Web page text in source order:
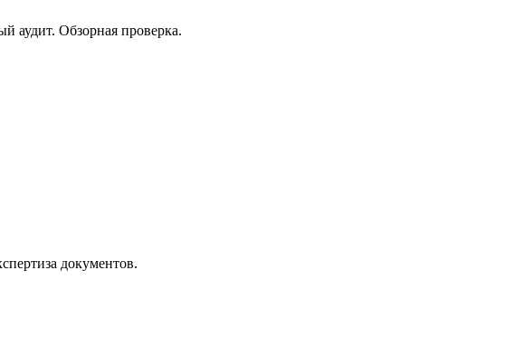
аудит. Обзорная проверка.
документов.